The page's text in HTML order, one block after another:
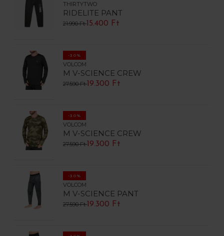
THIRTYTWO
RIDELITE PANT
21.990 Ft 15.400 Ft
-30%
VOLCOM
M V-SCIENCE CREW
27.590 Ft 19.300 Ft
-30%
VOLCOM
M V-SCIENCE CREW
27.590 Ft 19.300 Ft
-30%
VOLCOM
M V-SCIENCE PANT
27.590 Ft 19.300 Ft